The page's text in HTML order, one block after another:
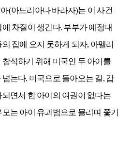
(아드리아나 바라자)는 이 사건
차질이 생긴다. 부부가 예정대
집에 오지 못하게 되자, 아멜리
석하기 위해 미국인 두 아이를
는다. 미국으로 돌아오는 길, 갑
면서 한 아이의 여권이 없다는
는 아이 유괴범으로 몰리며 쫓기